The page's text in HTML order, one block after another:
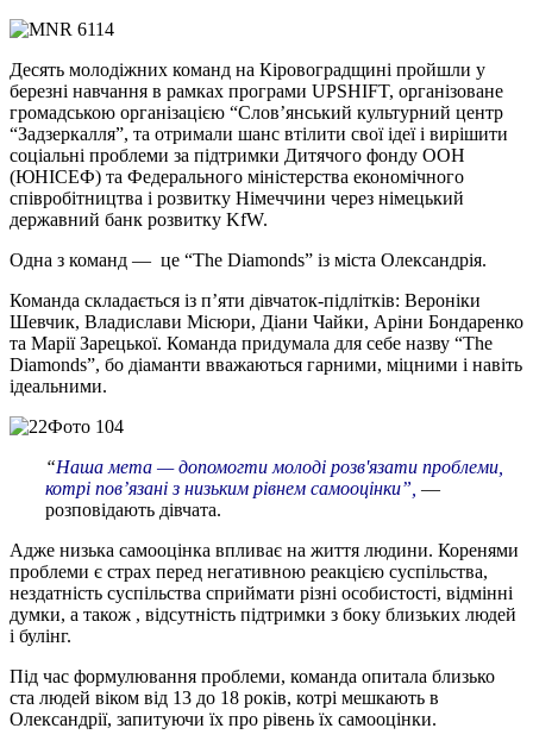
Десять молодіжних команд на Кіровоградщині пройшли у
березні навчання в рамках програми UPSHIFT, організоване
громадською організацією “Слов’янський культурний центр
“Задзеркалля”, та отримали шанс втілити свої ідеї і вирішити
соціальні проблеми за підтримки Дитячого фонду ООН
(ЮНІСЕФ) та Федерального міністерства економічного
співробітництва і розвитку Німеччини через німецький
державний банк розвитку KfW.
Одна з команд — це “The Diamonds” із міста Олександрія.
Команда складається із п’яти дівчаток-підлітків: Вероніки
Шевчик, Владислави Місюри, Діани Чайки, Аріни Бондаренко
та Марії Зарецької. Команда придумала для себе назву “The
Diamonds”, бо діаманти вважаються гарними, міцними і навіть
ідеальними.
“Наша мета — допомогти молоді розв'язати проблеми,
котрі пов’язані з низьким рівнем самооцінки”, —
розповідають дівчата.
Адже низька самооцінка впливає на життя людини. Коренями
проблеми є страх перед негативною реакцією суспільства,
нездатність суспільства сприймати різні особистості, відмінні
думки, а також , відсутність підтримки з боку близьких людей
і булінг.
Під час формулювання проблеми, команда опитала близько
ста людей віком від 13 до 18 років, котрі мешкають в
Олександрії, запитуючи їх про рівень їх самооцінки.